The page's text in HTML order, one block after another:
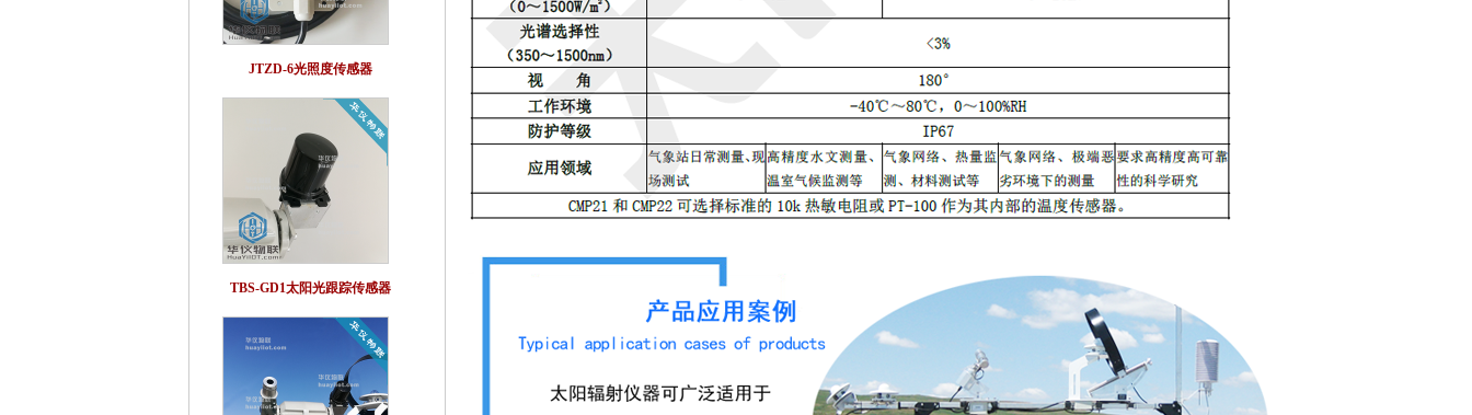
JTZD-6光照度传感器
TBS-GD1太阳光跟踪传感器